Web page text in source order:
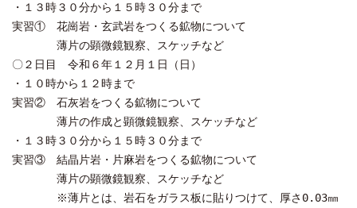
・１３時３０分から１５時３０分まで
実習① 花崗岩・玄武岩をつくる鉱物について
薄片の顕微鏡観察、スケッチなど
〇２日目 令和６年１２月１日（日）
・１０時から１２時まで
実習② 石灰岩をつくる鉱物について
薄片の作成と顕微鏡観察、スケッチなど
・１３時３０分から１５時３０分まで
実習③ 結晶片岩・片麻岩をつくる鉱物について
薄片の顕微鏡観察、スケッチなど
※薄片とは、岩石をガラス板に貼りつけて、厚さ0.03㎜